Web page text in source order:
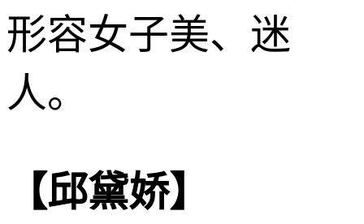
形容女子美、迷
人。
【邱黛娇】